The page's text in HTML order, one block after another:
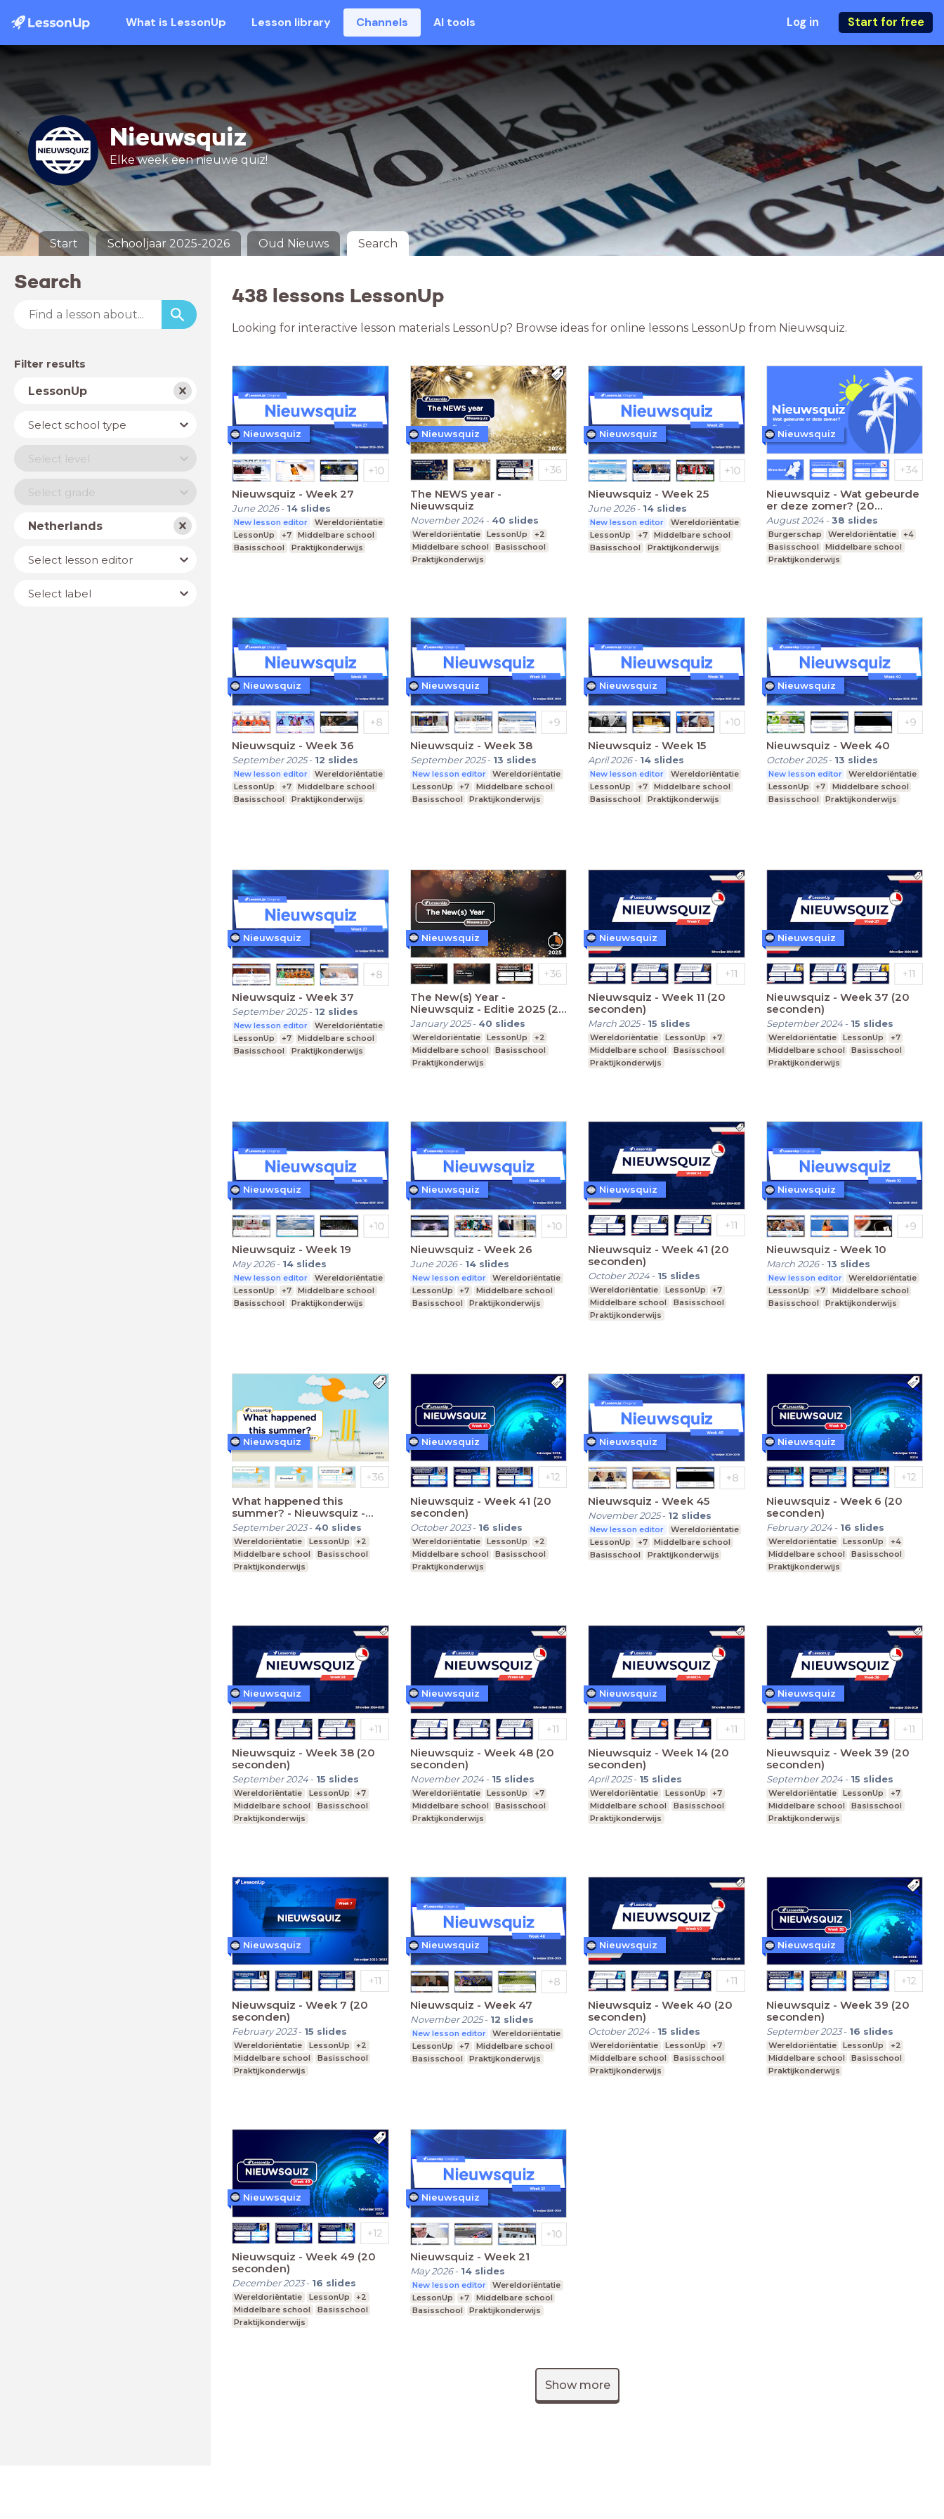
What is LessonUp Lesson library Channels AI tools Log in Start for free
Nieuwsquiz
Elke week een nieuwe quiz!
Start Schooljaar 2025-2026 Oud Nieuws Search
Search
Filter results
Subject
LessonUp
School
type
Select school type
Level
Select level
YearSelect grade
Country
Netherlands
Lesson
editor
Select lesson editor
Label
Select label
438 lessons LessonUp
Looking for interactive lesson materials LessonUp? Browse ideas for online lessons LessonUp from Nieuwsquiz.
Nieuwsquiz - Week 27
June 2026- 14 slides
New lesson editor
Wereldoriëntatie
LessonUp
+7
Middelbare school
Basisschool
Praktijkonderwijs
Nieuwsquiz
The NEWS year -
Nieuwsquiz
November 2024- 40 slides
Wereldoriëntatie LessonUp
+2
Middelbare school
Basisschool
Praktijkonderwijs
Nieuwsquiz
Nieuwsquiz - Week 25
June 2026- 14 slides
New lesson editor
Wereldoriëntatie
LessonUp
+7
Middelbare school
Basisschool
Praktijkonderwijs
Nieuwsquiz
Nieuwsquiz - Wat gebeurde
er deze zomer? (20
seconden)
August 2024-38 slides
Burgerschap Wereldoriëntatie
+4
Basisschool
Middelbare school
Praktijkonderwijs
Nieuwsquiz
Nieuwsquiz - Week 36
September 2025- 12 slides
New lesson editor
Wereldoriëntatie
LessonUp
+7
Middelbare school
Basisschool
Praktijkonderwijs
Nieuwsquiz
Nieuwsquiz - Week 38
September 2025- 13 slides
New lesson editor
Wereldoriëntatie
LessonUp
+7
Middelbare school
Basisschool
Praktijkonderwijs
Nieuwsquiz
Nieuwsquiz - Week 15
April 2026- 14 slides
New lesson editor
Wereldoriëntatie
LessonUp
+7
Middelbare school
Basisschool
Praktijkonderwijs
Nieuwsquiz
Nieuwsquiz - Week 40
October 2025- 13 slides
New lesson editor
Wereldoriëntatie
LessonUp
+7
Middelbare school
Basisschool
Praktijkonderwijs
Nieuwsquiz
Nieuwsquiz - Week 37
September 2025- 12 slides
New lesson editor
Wereldoriëntatie
LessonUp
+7
Middelbare school
Basisschool
Praktijkonderwijs
Nieuwsquiz
The New(s) Year -
Nieuwsquiz - Editie 2025 (20
seconden)
January 2025- 40 slides
Wereldoriëntatie LessonUp
+2
Middelbare school
Basisschool
Praktijkonderwijs
Nieuwsquiz
Nieuwsquiz - Week 11 (20
seconden)
March 2025- 15 slides
Wereldoriëntatie LessonUp
+7
Middelbare school
Basisschool
Praktijkonderwijs
Nieuwsquiz
Nieuwsquiz - Week 37 (20
seconden)
September 2024- 15 slides
Wereldoriëntatie LessonUp
+7
Middelbare school
Basisschool
Praktijkonderwijs
Nieuwsquiz
Nieuwsquiz - Week 19
May 2026- 14 slides
New lesson editor
Wereldoriëntatie
LessonUp
+7
Middelbare school
Basisschool
Praktijkonderwijs
Nieuwsquiz
Nieuwsquiz - Week 26
June 2026- 14 slides
New lesson editor
Wereldoriëntatie
LessonUp
+7
Middelbare school
Basisschool
Praktijkonderwijs
Nieuwsquiz
Nieuwsquiz - Week 41 (20
seconden)
October 2024- 15 slides
Wereldoriëntatie LessonUp
+7
Middelbare school
Basisschool
Praktijkonderwijs
Nieuwsquiz
Nieuwsquiz - Week 10
March 2026- 13 slides
New lesson editor
Wereldoriëntatie
LessonUp
+7
Middelbare school
Basisschool
Praktijkonderwijs
Nieuwsquiz
What happened this
summer? - Nieuwsquiz -
Editie 2023 (20 seconden)
September 2023- 40 slides
Wereldoriëntatie LessonUp
+2
Middelbare school
Basisschool
Praktijkonderwijs
Nieuwsquiz
Nieuwsquiz - Week 41 (20
seconden)
October 2023- 16 slides
Wereldoriëntatie LessonUp
+2
Middelbare school
Basisschool
Praktijkonderwijs
Nieuwsquiz
Nieuwsquiz - Week 45
November 2025- 12 slides
New lesson editor
Wereldoriëntatie
LessonUp
+7
Middelbare school
Basisschool
Praktijkonderwijs
Nieuwsquiz
Nieuwsquiz - Week 6 (20
seconden)
February 2024- 16 slides
Wereldoriëntatie LessonUp
+4
Middelbare school
Basisschool
Praktijkonderwijs
Nieuwsquiz
Nieuwsquiz - Week 38 (20
seconden)
September 2024- 15 slides
Wereldoriëntatie LessonUp
+7
Middelbare school
Basisschool
Praktijkonderwijs
Nieuwsquiz
Nieuwsquiz - Week 48 (20
seconden)
November 2024- 15 slides
Wereldoriëntatie LessonUp
+7
Middelbare school
Basisschool
Praktijkonderwijs
Nieuwsquiz
Nieuwsquiz - Week 14 (20
seconden)
April 2025- 15 slides
Wereldoriëntatie LessonUp
+7
Middelbare school
Basisschool
Praktijkonderwijs
Nieuwsquiz
Nieuwsquiz - Week 39 (20
seconden)
September 2024- 15 slides
Wereldoriëntatie LessonUp
+7
Middelbare school
Basisschool
Praktijkonderwijs
Nieuwsquiz
Nieuwsquiz - Week 7 (20
seconden)
February 2023- 15 slides
Wereldoriëntatie LessonUp
+2
Middelbare school
Basisschool
Praktijkonderwijs
Nieuwsquiz
Nieuwsquiz - Week 47
November 2025- 12 slides
New lesson editor
Wereldoriëntatie
LessonUp
+7
Middelbare school
Basisschool
Praktijkonderwijs
Nieuwsquiz
Nieuwsquiz - Week 40 (20
seconden)
October 2024- 15 slides
Wereldoriëntatie LessonUp
+7
Middelbare school
Basisschool
Praktijkonderwijs
Nieuwsquiz
Nieuwsquiz - Week 39 (20
seconden)
September 2023- 16 slides
Wereldoriëntatie LessonUp
+2
Middelbare school
Basisschool
Praktijkonderwijs
Nieuwsquiz
Nieuwsquiz - Week 49 (20
seconden)
December 2023- 16 slides
Wereldoriëntatie LessonUp
+2
Middelbare school
Basisschool
Praktijkonderwijs
Nieuwsquiz
Nieuwsquiz - Week 21
May 2026- 14 slides
New lesson editor
Wereldoriëntatie
LessonUp
+7
Middelbare school
Basisschool
Praktijkonderwijs
Nieuwsquiz
Show more